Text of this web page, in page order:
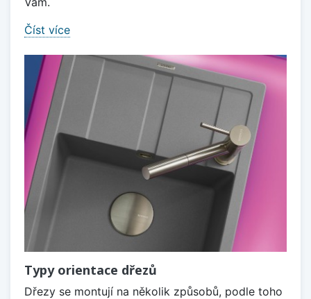
Číst více
Typy orientace dřezů
Dřezy se montují na několik způsobů, podle toho